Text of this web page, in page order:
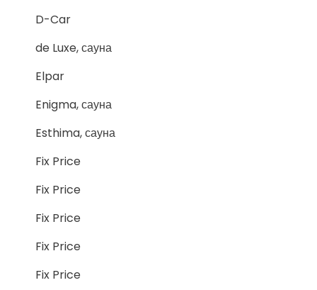
D-Car
de Luxe, сауна
Elpar
Enigma, сауна
Esthima, сауна
Fix Price
Fix Price
Fix Price
Fix Price
Fix Price